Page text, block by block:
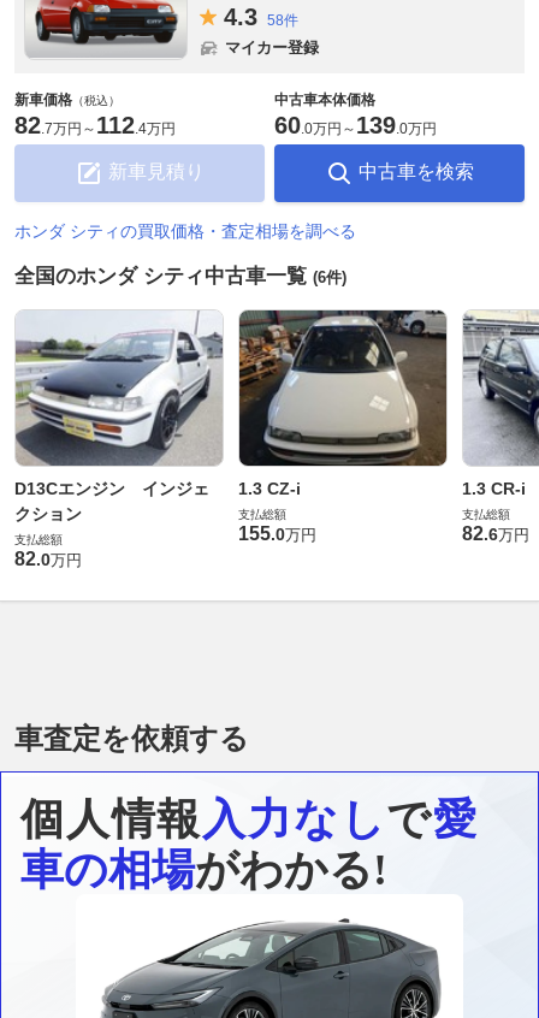
4.3 58件
マイカー登録
新車価格 （税込）
82.7万円 ～ 112.4万円
新車見積り
中古車本体価格
60.0万円 ～ 139.0万円
中古車を検索
ホンダ シティの買取価格・査定相場を調べる
全国のホンダ シティ中古車一覧 (6件)
D13Cエンジン インジェ
クション
支払総額
82.0万円
1.3 CZ-i
支払総額
155.0万円
1.3 CR-i
支払総額
82.6万円
車査定を依頼する
個人情報入力なしで愛
車の相場がわかる!